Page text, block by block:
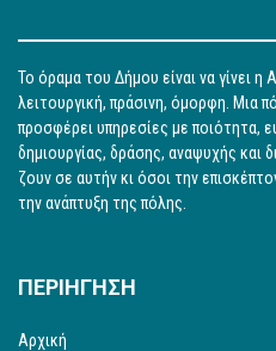
Το όραμα του Δήμου είναι να γίνει η
λειτουργική, πράσινη, όμορφη. Μια
προσφέρει υπηρεσίες με ποιότητα,
δημιουργίας, δράσης, αναψυχής και
ζουν σε αυτήν κι όσοι την
την ανάπτυξη της πόλης.
ΠΕΡΙΗΓΗΣΗ
Αρχική